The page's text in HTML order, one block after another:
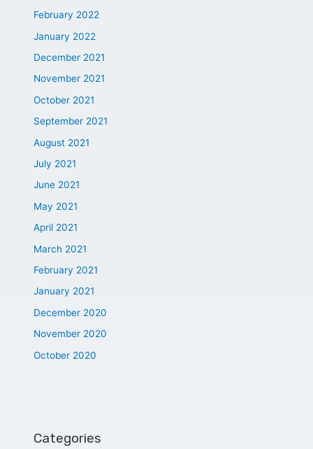
February 2022
January 2022
December 2021
November 2021
October 2021
September 2021
August 2021
July 2021
June 2021
May 2021
April 2021
March 2021
February 2021
January 2021
December 2020
November 2020
October 2020
Categories